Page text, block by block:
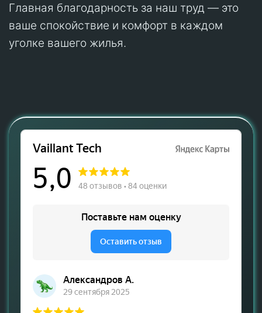
Главная благодарность за наш труд — это
ваше спокойствие и комфорт в каждом
уголке вашего жилья.